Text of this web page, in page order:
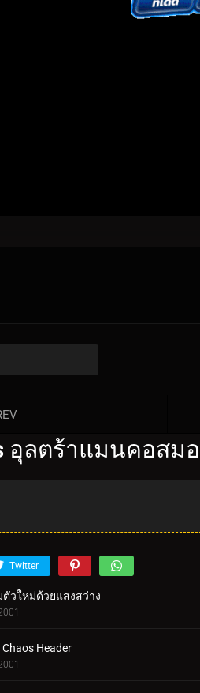
อุลตร้าแมนคอสม
Twitter
ตัวใหม่ด้วยแสงสว่าง
Chaos Header